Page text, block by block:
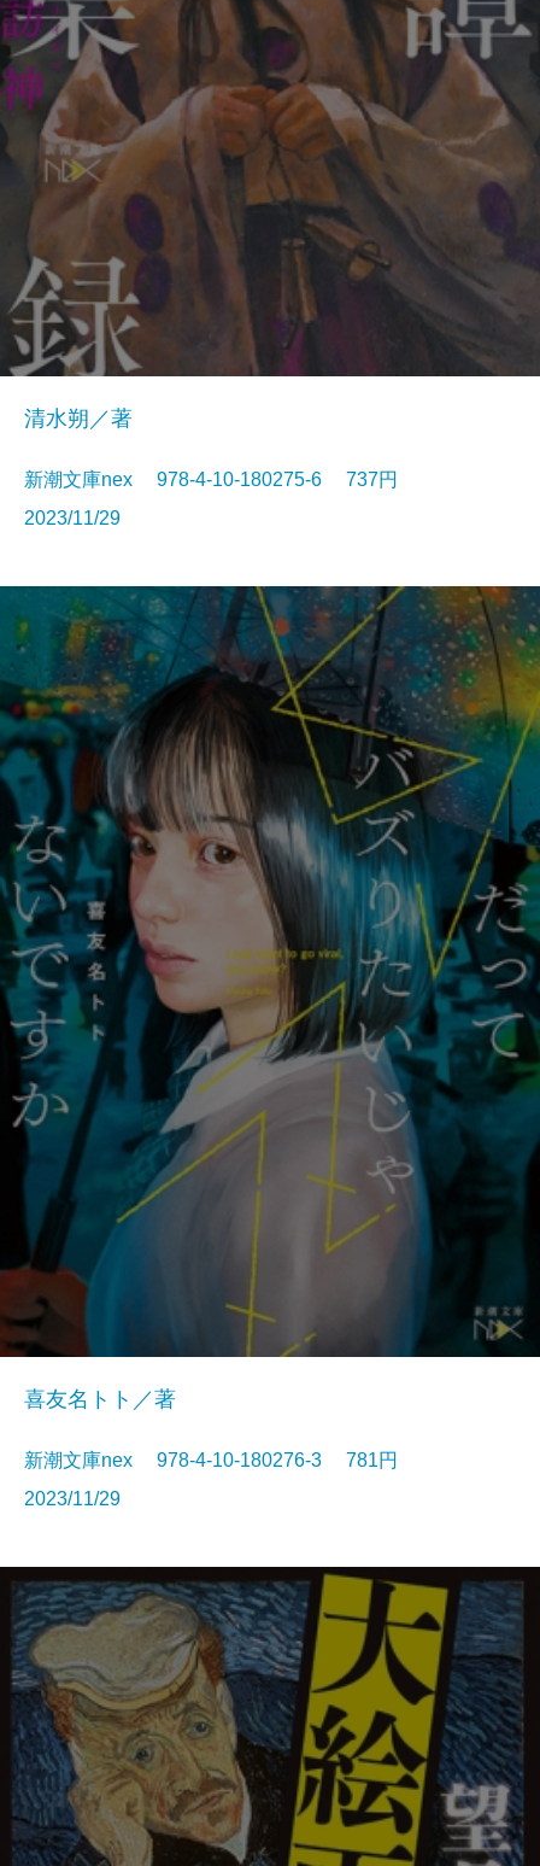
清水朔／著
新潮文庫nex 978-4-10-180275-6 737円
2023/11/29
喜友名トト／著
新潮文庫nex 978-4-10-180276-3 781円
2023/11/29